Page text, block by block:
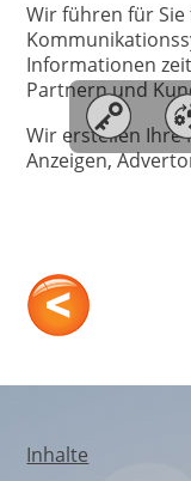
Wir führen für
Informationen
Partnern und
Wir erstellen Ihre
Anzeigen,
Inhalte